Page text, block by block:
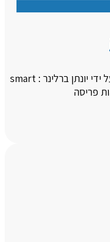
שפיצר אל מול קרן שווה המאמר נכתב על ידי יונתן ברלינר : smart